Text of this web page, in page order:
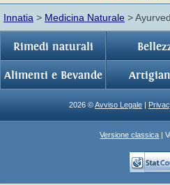
Innatia > Medicina Naturale >
Rimedi naturali
Alimenti e Bevande
2026 ©Avviso Legale |
Versione classica |